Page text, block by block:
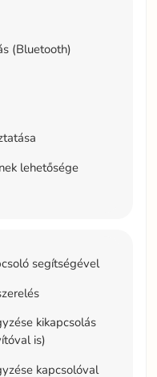
(Bluetooth)
lehetősége
segítségével
kikapcsolás
is)
kapcsolóval